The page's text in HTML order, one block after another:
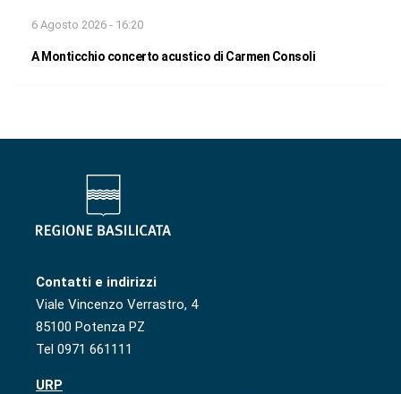
6 Agosto 2026 - 16:20
A Monticchio concerto acustico di Carmen Consoli
Contatti e indirizzi
Viale Vincenzo Verrastro, 4
85100 Potenza PZ
Tel 0971 661111
URP